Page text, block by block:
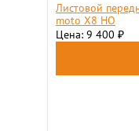
Листовой
moto X8 HO
Цена: 9 400 ₽